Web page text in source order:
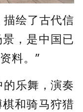
描绘了古代信
，是中国已
料。 ”
乐舞，演奏
和骑马狩猎